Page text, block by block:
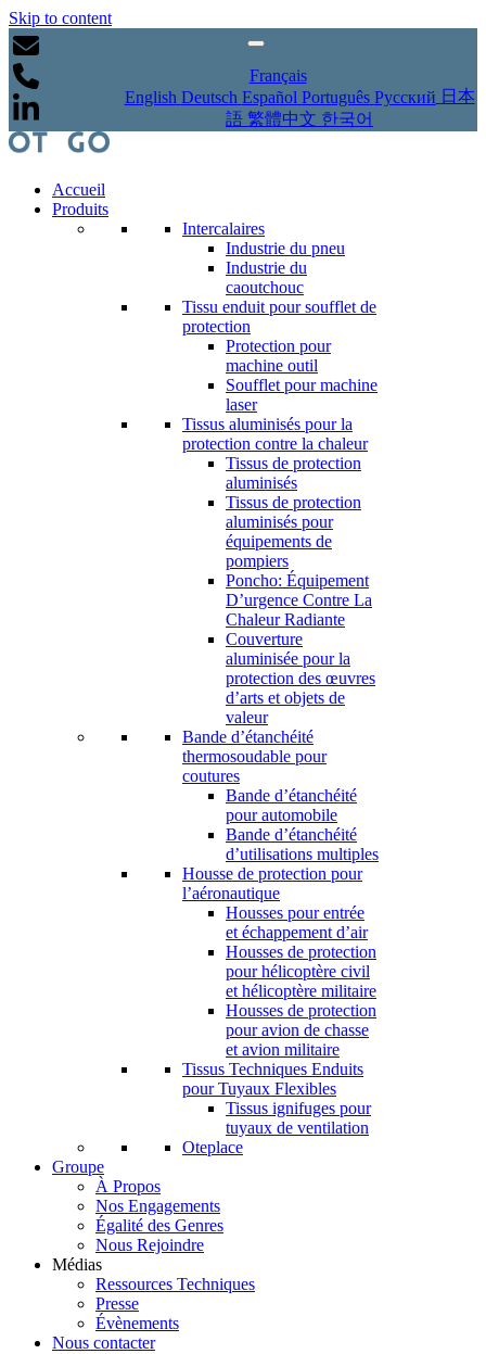
Skip to content
Français
English Deutsch Español Português Русский 日本
語 繁體中文 한국어
Accueil
Produits
Intercalaires
Industrie du pneu
Industrie du
caoutchouc
Tissu enduit pour soufflet de
protection
Protection pour
machine outil
Soufflet pour machine
laser
Tissus aluminisés pour la
protection contre la chaleur
Tissus de protection
aluminisés
Tissus de protection
aluminisés pour
équipements de
pompiers
Poncho: Équipement
D’urgence Contre La
Chaleur Radiante
Couverture
aluminisée pour la
protection des œuvres
d’arts et objets de
valeur
Bande d’étanchéité
thermosoudable pour
coutures
Bande d’étanchéité
pour automobile
Bande d’étanchéité
d’utilisations multiples
Housse de protection pour
l’aéronautique
Housses pour entrée
et échappement d’air
Housses de protection
pour hélicoptère civil
et hélicoptère militaire
Housses de protection
pour avion de chasse
et avion militaire
Tissus Techniques Enduits
pour Tuyaux Flexibles
Tissus ignifuges pour
tuyaux de ventilation
Oteplace
Groupe
À Propos
Nos Engagements
Égalité des Genres
Nous Rejoindre
Médias
Ressources Techniques
Presse
Évènements
Nous contacter